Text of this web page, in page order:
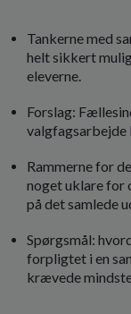
Tankerne med
helt sikkert
eleverne.
Forslag:
valgfagsarbejde
Rammerne for
noget uklare for
på det samlede
Spørgsmål:
forpligtet i en
krævede